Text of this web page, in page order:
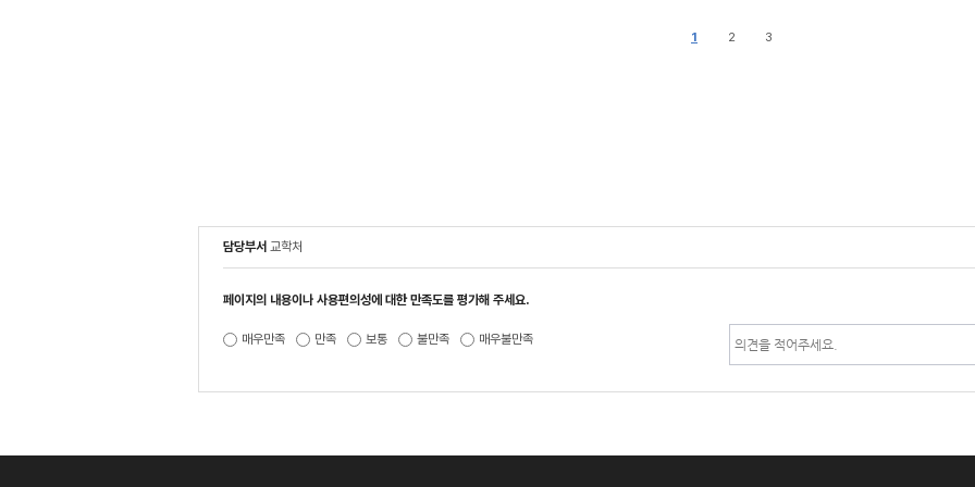
1 2 3
담당부서 교학처
페이지의 내용이나 사용편의성에 대한 만족도를 평가해 주세요.
매우만족 만족 보통 불만족 매우불만족